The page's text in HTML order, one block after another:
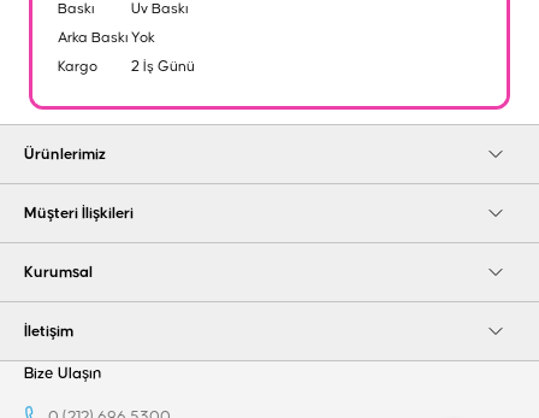
Baskı
Uv Baskı
Arka Baskı Yok
Kargo
2 İş Günü
Ürünlerimiz
Müşteri İlişkileri
Kurumsal
İletişim
Bize Ulaşın